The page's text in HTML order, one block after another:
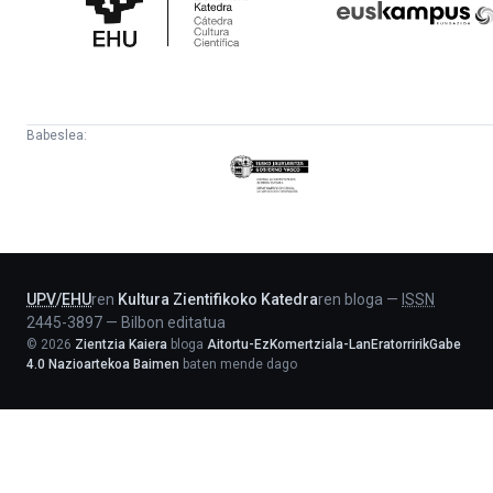
Katedra
Babeslea:
Eusko
Jaurlaritza
UPV/EHUren Kultura Zientifikoko Katedraren bloga — ISSN
2445-3897 — Bilbon editatua
© 2026 Zientzia Kaiera bloga Aitortu-EzKomertziala-LanEratorririkGabe
4.0 Nazioartekoa Baimen baten mende dago